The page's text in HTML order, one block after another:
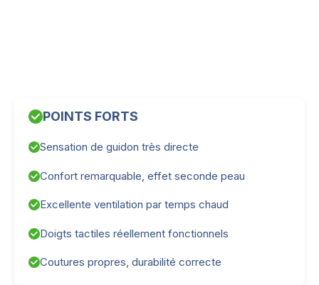
POINTS FORTS
Sensation de guidon très directe
Confort remarquable, effet seconde peau
Excellente ventilation par temps chaud
Doigts tactiles réellement fonctionnels
Coutures propres, durabilité correcte